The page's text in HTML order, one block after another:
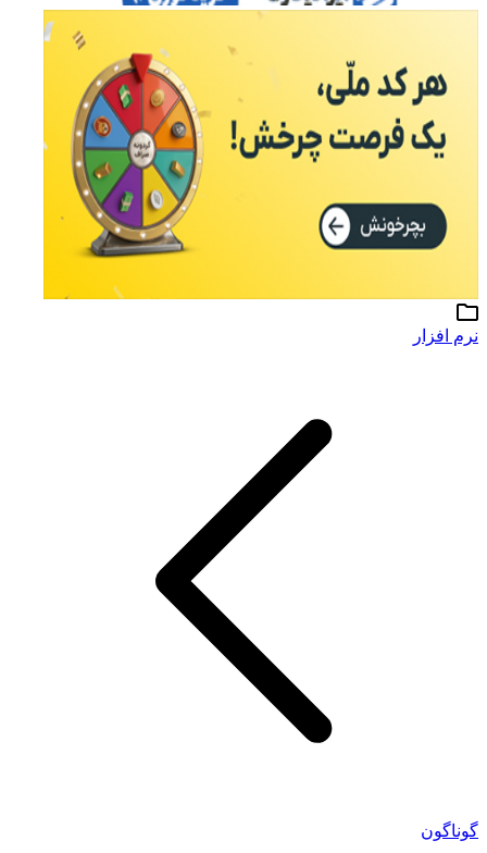
نرم افزار
گوناگون